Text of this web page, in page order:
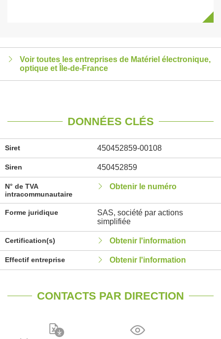
Voir toutes les entreprises de Matériel électronique,
optique et Île-de-France
DONNÉES CLÉS
Siret 450452859-00108
Siren 450452859
N° de TVA
intracommunautaire
Obtenir le numéro
Forme juridique
SAS, société par actions
simplifiée
Certification(s) Obtenir l'information
Effectif entreprise Obtenir l'information
CONTACTS PAR DIRECTION